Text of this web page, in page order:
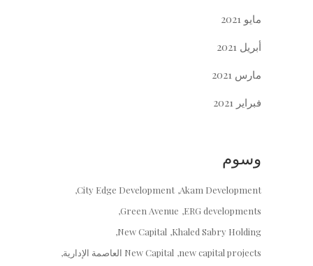
مايو 2021
أبريل 2021
مارس 2021
فبراير 2021
وسوم
Akam Development
City Edge Development
ERG developments
Green Avenue
Khaled Sabry Holding
New Capital
new capital projects New Capital العاصمة الإدارية